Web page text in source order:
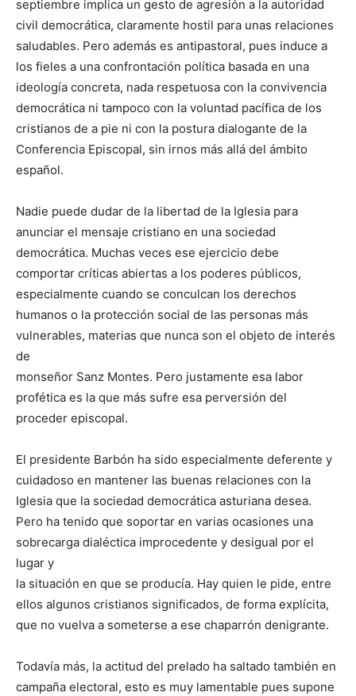
septiembre implica un gesto de agresión a la autoridad
civil democrática, claramente hostil para unas relaciones
saludables. Pero además es antipastoral, pues induce a
los fieles a una confrontación política basada en una
ideología concreta, nada respetuosa con la convivencia
democrática ni tampoco con la voluntad pacífica de los
cristianos de a pie ni con la postura dialogante de la
Conferencia Episcopal, sin irnos más allá del ámbito
español.
Nadie puede dudar de la libertad de la Iglesia para
anunciar el mensaje cristiano en una sociedad
democrática. Muchas veces ese ejercicio debe
comportar críticas abiertas a los poderes públicos,
especialmente cuando se conculcan los derechos
humanos o la protección social de las personas más
vulnerables, materias que nunca son el objeto de interés
de
monseñor Sanz Montes. Pero justamente esa labor
profética es la que más sufre esa perversión del
proceder episcopal.
El presidente Barbón ha sido especialmente deferente y
cuidadoso en mantener las buenas relaciones con la
Iglesia que la sociedad democrática asturiana desea.
Pero ha tenido que soportar en varias ocasiones una
sobrecarga dialéctica improcedente y desigual por el
lugar y
la situación en que se producía. Hay quien le pide, entre
ellos algunos cristianos significados, de forma explícita,
que no vuelva a someterse a ese chaparrón denigrante.
Todavía más, la actitud del prelado ha saltado también en
campaña electoral, esto es muy lamentable pues supone